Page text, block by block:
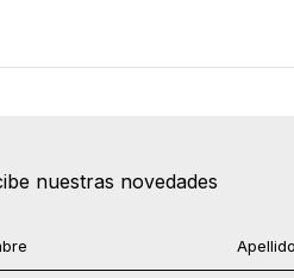
nuestras novedades